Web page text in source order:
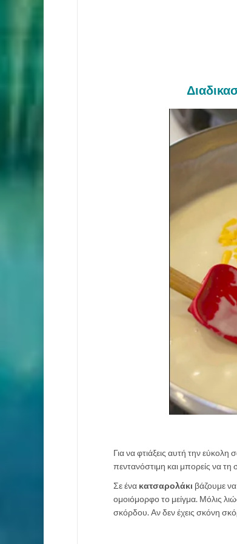
Για να φτιάξεις αυτή την
πεντανόστιμη και μπορείς να τη
Σε ένα κατσαρολάκι βάζουμε
ομοιόμορφο το μείγμα. Μόλις
σκόρδου. Αν δεν έχεις σκόνη